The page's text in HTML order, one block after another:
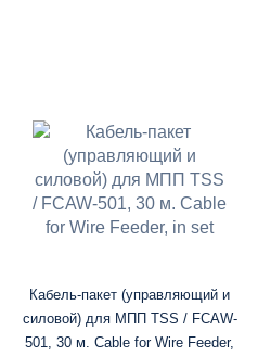
Кабель-пакет (управляющий и
силовой) для МПП TSS / FCAW-
501, 30 м. Cable for Wire Feeder,